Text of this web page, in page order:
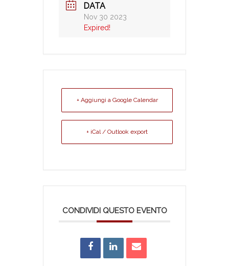
DATA
Nov 30 2023
Expired!
+ Aggiungi a Google Calendar
+ iCal / Outlook export
CONDIVIDI QUESTO EVENTO